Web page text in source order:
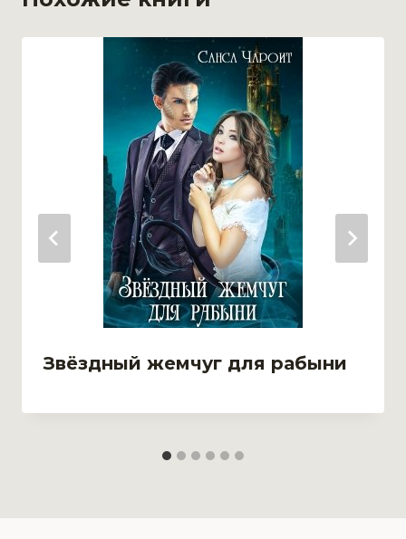
Звёздный жемчуг для рабыни